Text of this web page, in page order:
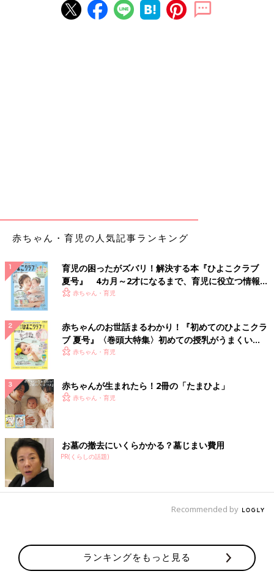
赤ちゃん・育児の人気記事ランキング
育児の困ったがズバリ！解決する本『ひよこクラブ
夏号』 4カ月～2才になるまで、育児に役立つ情報が
いっぱい！
赤ちゃん・育児
赤ちゃんのお世話まるわかり！『初めてのひよこクラ
ブ 夏号』〈巻頭大特集〉初めての授乳がうまくい
く！ おっぱい・ミルクの基本と夏のトラブル 解決テ
赤ちゃん・育児
赤ちゃんが生まれたら！2冊の「たまひよ」
赤ちゃん・育児
お墓の撤去にいくらかかる？墓じまい費用
PR(くらしの話題)
Recommended by
ランキングをもっと見る